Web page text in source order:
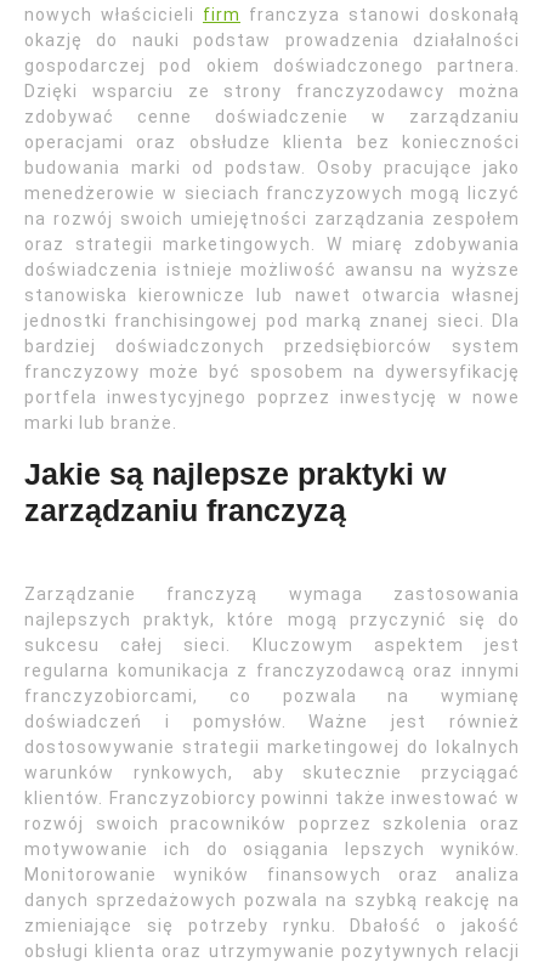
nowych właścicieli firm
franczyza stanowi doskonałą
okazję do nauki podstaw prowadzenia działalności
gospodarczej pod okiem doświadczonego partnera.
Dzięki wsparciu ze strony franczyzodawcy można
zdobywać cenne doświadczenie w zarządzaniu
operacjami oraz obsłudze klienta bez konieczności
budowania marki od podstaw. Osoby pracujące jako
menedżerowie w sieciach franczyzowych mogą liczyć
na rozwój swoich umiejętności zarządzania zespołem
oraz strategii marketingowych. W miarę zdobywania
doświadczenia istnieje możliwość awansu na wyższe
stanowiska kierownicze lub nawet otwarcia własnej
jednostki franchisingowej pod marką znanej sieci. Dla
bardziej doświadczonych przedsiębiorców system
franczyzowy może być sposobem na dywersyfikację
portfela inwestycyjnego poprzez inwestycję w nowe
marki lub branże.
Jakie są najlepsze praktyki w
zarządzaniu franczyzą
Zarządzanie franczyzą wymaga zastosowania
najlepszych praktyk, które mogą przyczynić się do
sukcesu całej sieci. Kluczowym aspektem jest
regularna komunikacja z franczyzodawcą oraz innymi
franczyzobiorcami, co pozwala na wymianę
doświadczeń i pomysłów. Ważne jest również
dostosowywanie strategii marketingowej do lokalnych
warunków rynkowych, aby skutecznie przyciągać
klientów. Franczyzobiorcy powinni także inwestować w
rozwój swoich pracowników poprzez szkolenia oraz
motywowanie ich do osiągania lepszych wyników.
Monitorowanie wyników finansowych oraz analiza
danych sprzedażowych pozwala na szybką reakcję na
zmieniające się potrzeby rynku. Dbałość o jakość
obsługi klienta oraz utrzymywanie pozytywnych relacji